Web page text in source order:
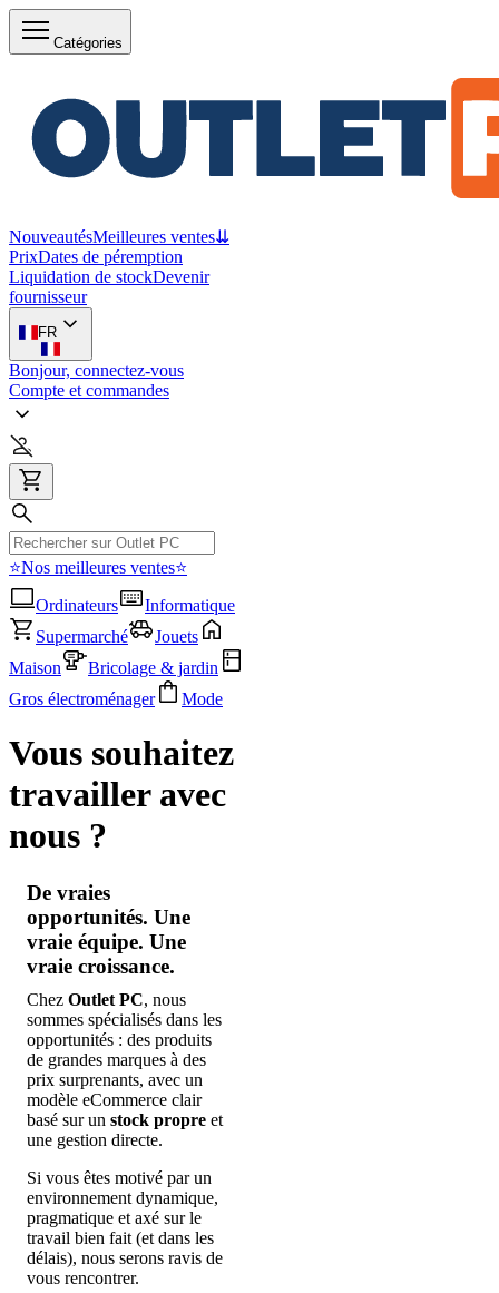
Catégories
NouveautésMeilleures ventes⇊
PrixDates de péremption
Liquidation de stockDevenir
fournisseur
FR
Bonjour, connectez-vous
Compte et commandes
⭐Nos meilleures ventes⭐
Ordinateurs
Informatique
Supermarché
Jouets
Maison
Bricolage & jardin
Gros électroménager
Mode
Vous souhaitez
travailler avec
nous ?
De vraies
opportunités. Une
vraie équipe. Une
vraie croissance.
Chez Outlet PC, nous
sommes spécialisés dans les
opportunités : des produits
de grandes marques à des
prix surprenants, avec un
modèle eCommerce clair
basé sur un stock propre et
une gestion directe.
Si vous êtes motivé par un
environnement dynamique,
pragmatique et axé sur le
travail bien fait (et dans les
délais), nous serons ravis de
vous rencontrer.